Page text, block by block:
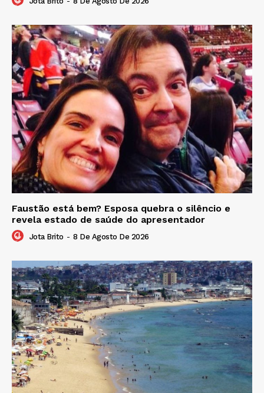
Faustão está bem? Esposa quebra o silêncio e
revela estado de saúde do apresentador
Jota Brito - 8 De Agosto De 2026